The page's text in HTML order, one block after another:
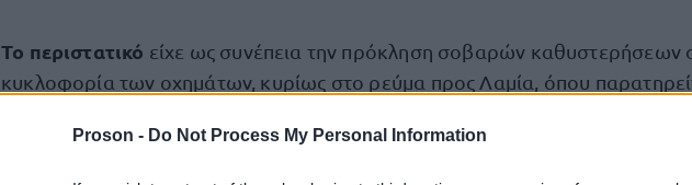
Proson - Do Not Process My Personal Information
Το περιστατικό είχε ως συνέπεια την πρόκληση σοβαρών καθυστερήσεων
κυκλοφορία των οχημάτων, κυρίως στο ρεύμα προς Λαμία, όπου